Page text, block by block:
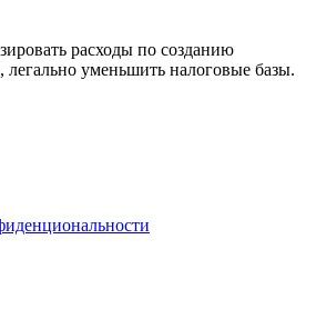
расходы по созданию
легально уменьшить налоговые базы.